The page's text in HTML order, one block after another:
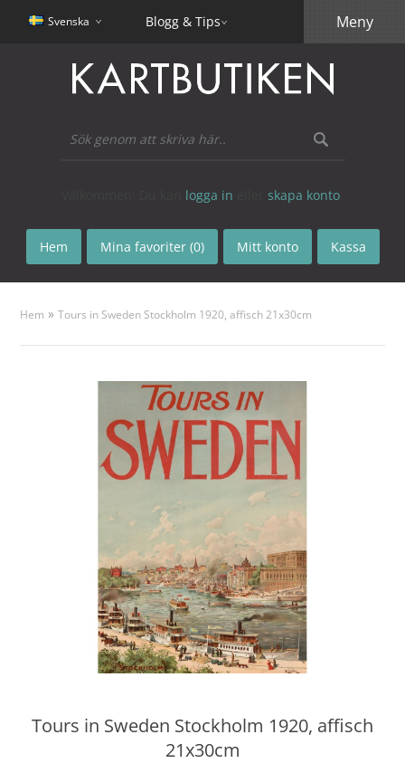
Svenska Blogg & Tips
logga in skapa konto
Hem Mina favoriter (0) Mitt konto Kassa
Meny
Hem »Tours in Sweden Stockholm 1920, affisch 21x30cm
Tours in Sweden Stockholm 1920, affisch
21x30cm